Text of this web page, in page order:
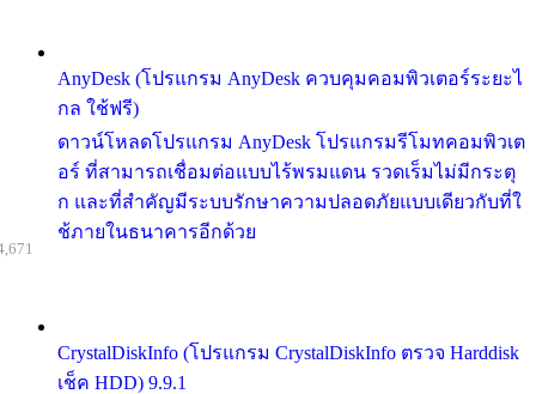
AnyDesk (โปรแกรม AnyDesk ควบคุมคอมพิวเตอร์ระยะไ
กล ใช้ฟรี)
ดาวน์โหลดโปรแกรม AnyDesk โปรแกรมรีโมทคอมพิวเต
อร์ ที่สามารถเชื่อมต่อแบบไร้พรมแดน รวดเร็มไม่มีกระตุ
ก และที่สำคัญมีระบบรักษาความปลอดภัยแบบเดียวกับที่ใ
ช้ภายในธนาคารอีกด้วย
CrystalDiskInfo (โปรแกรม CrystalDiskInfo ตรวจ Harddisk
เช็ค HDD) 9.9.1